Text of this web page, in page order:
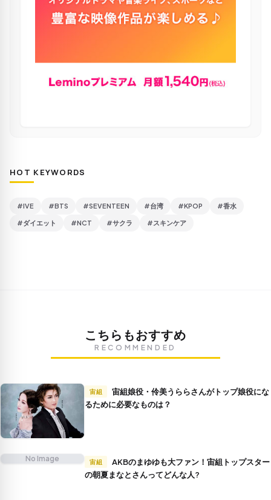
HOT KEYWORDS
#IVE #BTS #SEVENTEEN #台湾 #KPOP #香水
#ダイエット #NCT #サクラ #スキンケア
こちらもおすすめ
RECOMMENDED
宙組
るために必要なものは？
No Image 宙組
の朝夏まなとさんってどんな人?